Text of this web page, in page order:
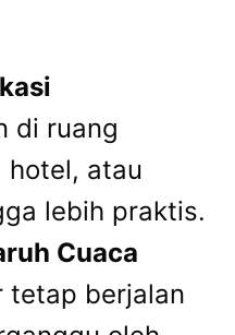
di ruang
hotel, atau
lebih praktis.
Cuaca
tetap berjalan